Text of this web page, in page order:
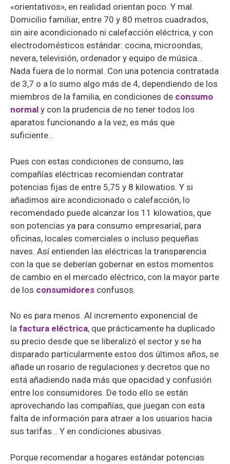
«orientativos», en realidad orientan poco. Y mal.
Domicilio familiar, entre 70 y 80 metros cuadrados,
sin aire acondicionado ni calefacción eléctrica, y con
electrodomésticos estándar: cocina, microondas,
nevera, televisión, ordenador y equipo de música…
Nada fuera de lo normal. Con una potencia contratada
de 3,7 o a lo sumo algo más de 4, dependiendo de los
miembros de la familia, en condiciones de consumo
normal y con la prudencia de no tener todos los
aparatos funcionando a la vez, es más que
suficiente…
Pues con estas condiciones de consumo, las
compañías eléctricas recomiendan contratar
potencias fijas de entre 5,75 y 8 kilowatios. Y si
añadimos aire acondicionado o calefacción, lo
recomendado puede alcanzar los 11 kilowatios, que
son potencias ya para consumo empresarial, para
oficinas, locales comerciales o incluso pequeñas
naves. Así entienden las eléctricas la transparencia
con la que se deberían gobernar en estos momentos
de cambio en el mercado eléctrico, con la mayor parte
de los consumidores confusos.
No es para menos. Al incremento exponencial de
la factura eléctrica, que prácticamente ha duplicado
su precio desde que se liberalizó el sector y se ha
disparado particularmente estos dos últimos años, se
añade un rosario de regulaciones y decretos que no
está añadiendo nada más que opacidad y confusión
entre los consumidores. De todo ello se están
aprovechando las compañías, que juegan con esta
falta de información para atraer a los usuarios hacia
sus tarifas… Y en condiciones abusivas.
Porque recomendar a hogares estándar potencias